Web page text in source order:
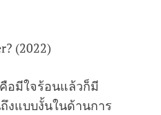
(2022)
มีใจร้อนแล้วก็มี
แบบงั้นในด้านการ